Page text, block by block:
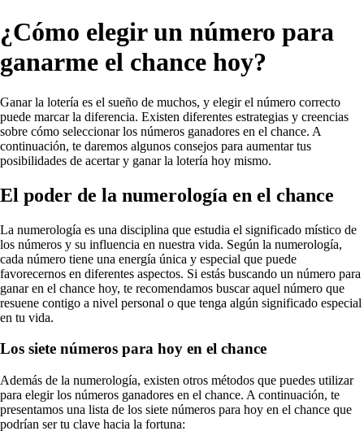
¿Cómo elegir un número para
ganarme el chance hoy?
Ganar la lotería es el sueño de muchos, y elegir el número correcto
puede marcar la diferencia. Existen diferentes estrategias y creencias
sobre cómo seleccionar los números ganadores en el chance. A
continuación, te daremos algunos consejos para aumentar tus
posibilidades de acertar y ganar la lotería hoy mismo.
El poder de la numerología en el chance
La numerología es una disciplina que estudia el significado místico de
los números y su influencia en nuestra vida. Según la numerología,
cada número tiene una energía única y especial que puede
favorecernos en diferentes aspectos. Si estás buscando un número para
ganar en el chance hoy, te recomendamos buscar aquel número que
resuene contigo a nivel personal o que tenga algún significado especial
en tu vida.
Los siete números para hoy en el chance
Además de la numerología, existen otros métodos que puedes utilizar
para elegir los números ganadores en el chance. A continuación, te
presentamos una lista de los siete números para hoy en el chance que
podrían ser tu clave hacia la fortuna: